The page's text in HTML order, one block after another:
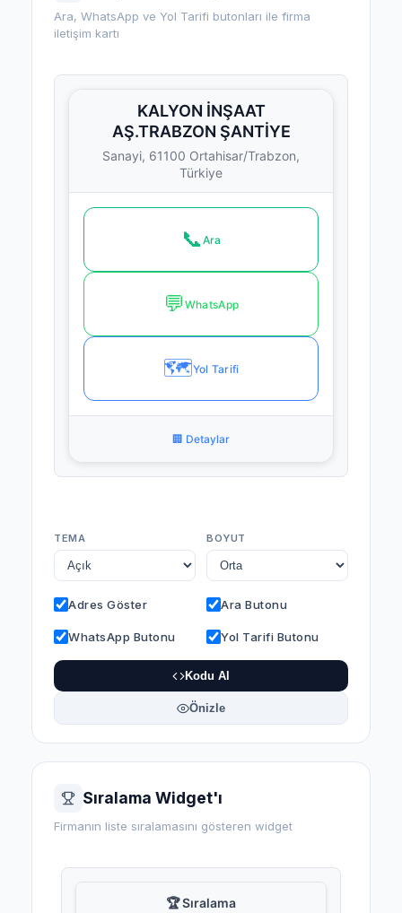
Ara, WhatsApp ve Yol Tarifi butonları ile firma
iletişim kartı
KALYON İNŞAAT
AŞ.TRABZON ŞANTİYE
Sanayi, 61100 Ortahisar/Trabzon,
Türkiye
📞 Ara
💬 WhatsApp
🗺️Yol Tarifi
🏢 Detaylar
TEMA BOYUT
Adres Göster Ara Butonu
WhatsApp Butonu Yol Tarifi Butonu
Kodu Al
Önizle
Sıralama Widget'ı
Firmanın liste sıralamasını gösteren widget
🏆 Sıralama